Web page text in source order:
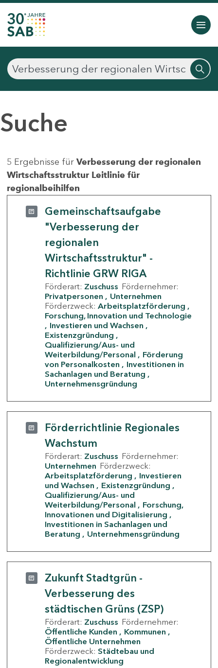
Suche
5 Ergebnisse für Verbesserung der regionalen
Wirtschaftsstruktur Leitlinie für
regionalbeihilfen
Gemeinschaftsaufgabe
"Verbesserung der
regionalen
Wirtschaftsstruktur" -
Richtlinie GRW RIGA
Förderart: Zuschuss Fördernehmer:
Privatpersonen
Unternehmen
Förderzweck: Arbeitsplatzförderung
Forschung, Innovation und Technologie
Investieren und Wachsen
Existenzgründung
Qualifizierung/Aus- und
Weiterbildung/Personal
Förderung
von Personalkosten
Investitionen in
Sachanlagen und Beratung
Unternehmensgründung
Förderrichtlinie Regionales
Wachstum
Förderart: Zuschuss Fördernehmer:
Unternehmen Förderzweck:
Arbeitsplatzförderung
Investieren
und Wachsen
Existenzgründung
Qualifizierung/Aus- und
Weiterbildung/Personal
Forschung,
Innovationen und Digitalisierung
Investitionen in Sachanlagen und
Beratung
Unternehmensgründung
Zukunft Stadtgrün -
Verbesserung des
städtischen Grüns (ZSP)
Förderart: Zuschuss Fördernehmer:
Öffentliche Kunden
Kommunen
Öffentliche Unternehmen
Förderzweck: Städtebau und
Regionalentwicklung